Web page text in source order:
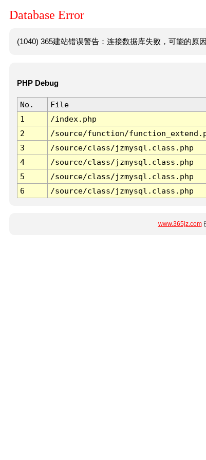
Database Error
(1040) 365建站错误警告：连接数据库失败，可能的原
PHP Debug
No. File
1
/index.php
2
/source/function/
3
/source/class/jzmysql.class.php
4
/source/class/jzmysql.class.php
5
/source/class/jzmysql.class.php
6
/source/class/jzmysql.class.php
www.365jz.com